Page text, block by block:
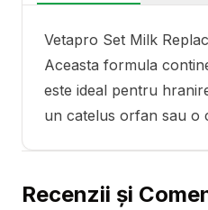
Vetapro Set Milk
Aceasta formula
este ideal pentru
un catelus orfan sau o
Recenzii și